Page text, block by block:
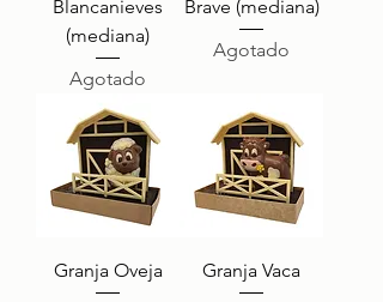
Blancanieves
(mediana)
Agotado
Brave (mediana)
Agotado
Granja Oveja
Granja Vaca